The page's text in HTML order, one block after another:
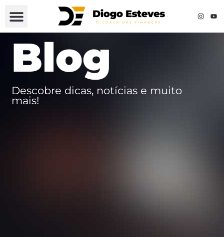
Blog
Descobre dicas, notícias e muito
mais!